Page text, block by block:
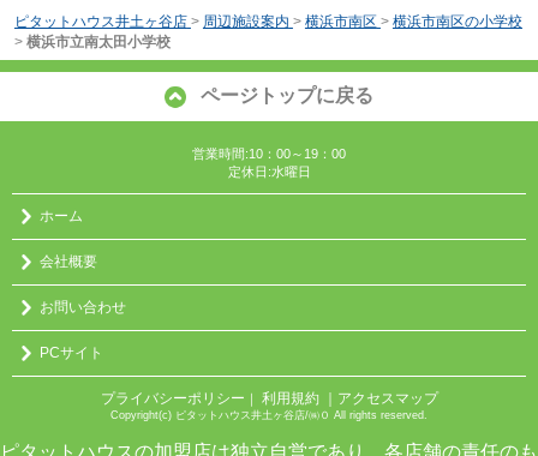
ピタットハウス井土ヶ谷店 > 周辺施設案内 > 横浜市南区 > 横浜市南区の小学校
> 横浜市立南太田小学校
ページトップに戻る
営業時間:10：00～19：00
定休日:水曜日
ホーム
会社概要
お問い合わせ
PCサイト
プライバシーポリシー ｜ 利用規約 ｜アクセスマップ
Copyright(c) ピタットハウス井土ヶ谷店/㈱０ All rights reserved.
ピタットハウスの加盟店は独立自営であり、各店舗の責任のも